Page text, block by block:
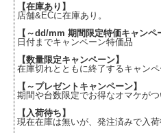
【在庫あり】
店舗&ECに在庫あり。
【～dd/mm 期間限定特価キャンペ
日付までキャンペーン特価品
【数量限定キャンペーン】
在庫切れとともに終了するキャン
【～プレゼントキャンペーン】
期間や台数限定でお得なオマケが
【入荷待ち】
現在在庫は無いが、発注済みで入